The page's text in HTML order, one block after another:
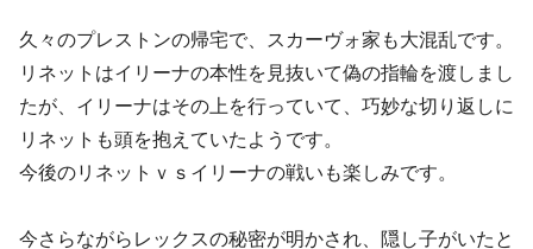
久々のプレストンの帰宅で、スカーヴォ家も大混乱です。
リネットはイリーナの本性を見抜いて偽の指輪を渡しまし
たが、イリーナはその上を行っていて、巧妙な切り返しに
リネットも頭を抱えていたようです。
今後のリネットｖｓイリーナの戦いも楽しみです。
今さらながらレックスの秘密が明かされ、隠し子がいたと